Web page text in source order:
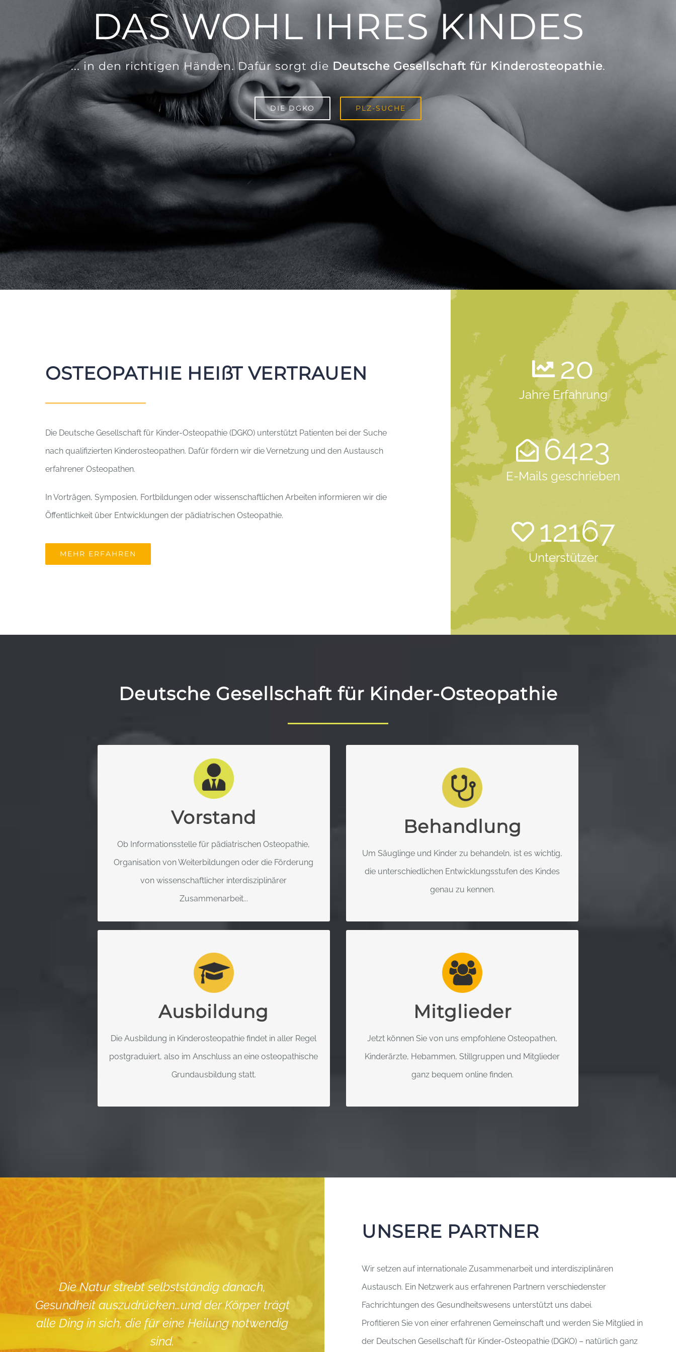
DAS WOHL IHRES KINDES
... in den richtigen Händen. Dafür sorgt die Deutsche Gesellschaft für Kinderosteopathie.
DIE DGKO PLZ-SUCHE
OSTEOPATHIE HEIßT VERTRAUEN
Die Deutsche Gesellschaft für Kinder-Osteopathie (DGKO) unterstützt Patienten bei der Suche
nach qualifizierten Kinderosteopathen. Dafür fördern wir die Vernetzung und den Austausch
erfahrener Osteopathen.
In Vorträgen, Symposien, Fortbildungen oder wissenschaftlichen Arbeiten informieren wir die
Öffentlichkeit über Entwicklungen der pädiatrischen Osteopathie.
MEHR ERFAHREN
20
Jahre Erfahrung
6423
E-Mails geschrieben
12167
Unterstützer
Deutsche Gesellschaft für Kinder-Osteopathie
Vorstand
Ob Informationsstelle für pädiatrischen Osteopathie,
Organisation von Weiterbildungen oder die Förderung
von wissenschaftlicher interdisziplinärer
Zusammenarbeit...
DEUTSCHE GESELLSCHAFT FÜR
KINDER-OSTEOPATHIE
gemeinsam mit einem engagierten Vorstand und
MEHR ERFAHREN
Behandlung
Um Säuglinge und Kinder zu behandeln, ist es wichtig,
die unterschiedlichen Entwicklungsstufen des Kindes
genau zu kennen.
DEUTSCHE GESELLSCHAFT FÜR
KINDER-OSTEOPATHIE
Das Wissen um die sensorische, emotionale und
neurologische Entwicklung des Kindes ist notwendig, um
Kinder adäquat behandeln zu können.
Ausbildung
Die Ausbildung in Kinderosteopathie findet in aller Regel
postgraduiert, also im Anschluss an eine osteopathische
Grundausbildung statt.
DEUTSCHE GESELLSCHAFT FÜR
KINDER-OSTEOPATHIE
Das International Network of Pediatric Osteopathy (INPO)
hat Schlüsselkompentenzen erarbeitet, die in der
Ausbildung enthalten sein sollten.
Mitglieder
Jetzt können Sie von uns empfohlene Osteopathen,
Kinderärzte, Hebammen, Stillgruppen und Mitglieder
ganz bequem online finden.
DEUTSCHE GESELLSCHAFT FÜR
KINDER-OSTEOPATHIE
Geben Sie dazu einfach Ihren Ort oder Ihre Postleitzahl in
die Suche ein. Schon sehen Sie sämtliche Treffer inklusive
Kontaktinformationen in Ihrem Suchradius.
Die Natur strebt selbstständig danach,
Gesundheit auszudrücken…und der Körper trägt
alle Ding in sich, die für eine Heilung notwendig
sind.
UNSERE PARTNER
Wir setzen auf internationale Zusammenarbeit und interdisziplinären
Austausch. Ein Netzwerk aus erfahrenen Partnern verschiedenster
Fachrichtungen des Gesundheitswesens unterstützt uns dabei.
Profitieren Sie von einer erfahrenen Gemeinschaft und werden Sie Mitglied in
der Deutschen Gesellschaft für Kinder-Osteopathie (DGKO) – natürlich ganz